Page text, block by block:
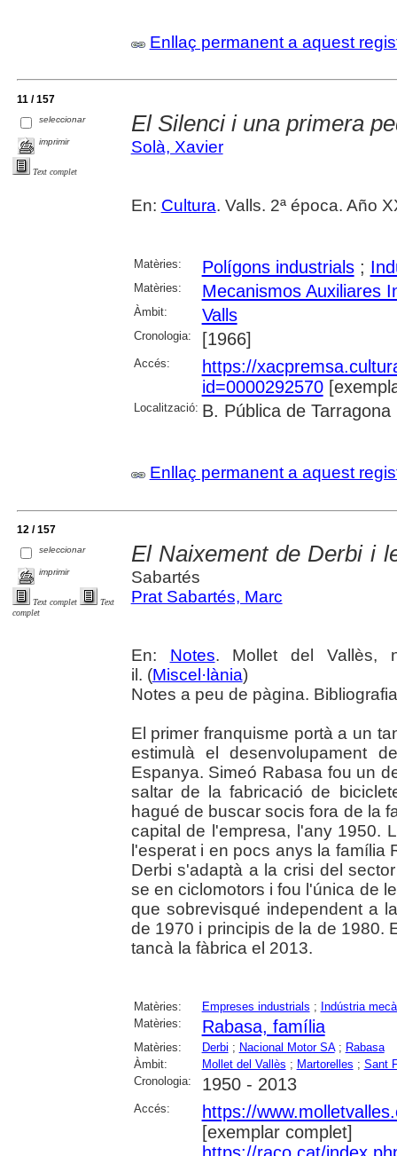
Enllaç permanent a aquest
11 / 157
seleccionar
imprimir
Text complet
El Silenci i una primera
Solà, Xavier
En: Cultura. Valls. 2ª época. Año
Matèries: Polígons industrials;
Matèries: Mecanismos Auxiliares
Àmbit: Valls
Cronologia: [1966]
Accés:
https://
id=0000292570
Localització: B. Pública de Tarragona
Enllaç permanent a aquest
12 / 157
seleccionar
imprimir
Text complet
Text
complet
El Naixement de Derbi i
Sabartés
Prat Sabartés, Marc
En: Notes. Mollet del Vallès,
il. (Miscel·lània)
Notes a peu de pàgina.
El primer franquisme portà a un
estimulà el desenvolupament
Espanya. Simeó Rabasa fou un
saltar de la fabricació de
hagué de buscar socis fora de la
capital de l'empresa, l'any 1950.
l'esperat i en pocs anys la família
Derbi s'adaptà a la crisi del
se en ciclomotors i fou l'única de
que sobrevisqué independent a
de 1970 i principis de la de 1980.
tancà la fàbrica el 2013.
Matèries: Empreses industrials ; Indústria
Matèries:
Rabasa, família
Matèries: Derbi ; Nacional Motor SA; Rabasa
Àmbit:
Mollet del Vallès ; Martorelles ; Sant
Cronologia:
1950 - 2013
Accés:
https://
[exemplar complet]